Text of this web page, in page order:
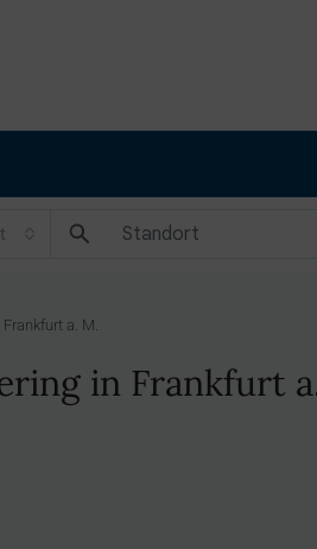
a. M.
in Frankfurt